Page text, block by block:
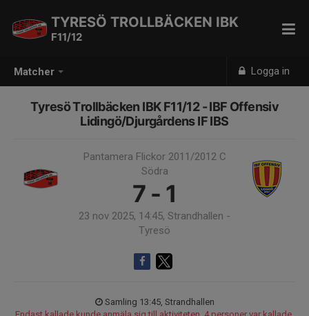
Matcher Logga in
TYRESÖ TROLLBÄCKEN IBK
F11/12
Tyresö Trollbäcken IBK F11/12 - IBF Offensiv
Lidingö/Djurgårdens IF IBS
Pantamera Flickor 2011/2012 C
Södra
7 - 1
23 nov 2025, 14:45, Strandhallen -
Tyresö
Samling 13:45, Strandhallen